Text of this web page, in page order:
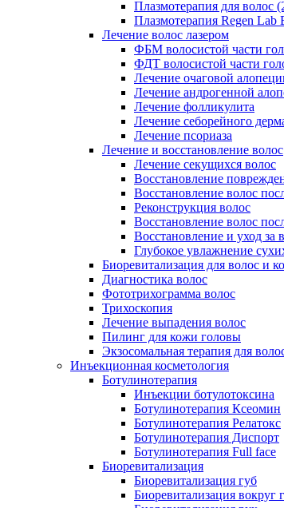
Плазмотерапия для волос
Плазмотерапия Regen
Лечение волос лазером
ФБМ волосистой части
ФДТ волосистой части
Лечение очаговой
Лечение андрогенной
Лечение фолликулита
Лечение себорейного
Лечение псориаза
Лечение и восстановление волос
Лечение секущихся волос
Восстановление
Восстановление волос
Реконструкция волос
Восстановление волос
Восстановление и уход за
Глубокое увлажнение
Биоревитализация для волос и
Диагностика волос
Фототрихограмма волос
Трихоскопия
Лечение выпадения волос
Пилинг для кожи головы
Экзосомальная терапия для
Инъекционная косметология
Ботулинотерапия
Инъекции ботулотоксина
Ботулинотерапия Ксеомин
Ботулинотерапия Релатокс
Ботулинотерапия Диспорт
Ботулинотерапия Full face
Биоревитализация
Биоревитализация губ
Биоревитализация вокруг